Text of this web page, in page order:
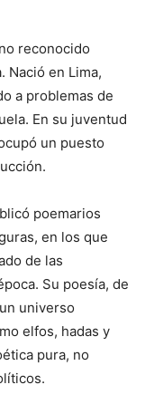
reconocido
Nació en Lima,
a problemas de
En su juventud
un puesto
poemarios
en los que
de las
Su poesía, de
universo
elfos, hadas y
pura, no